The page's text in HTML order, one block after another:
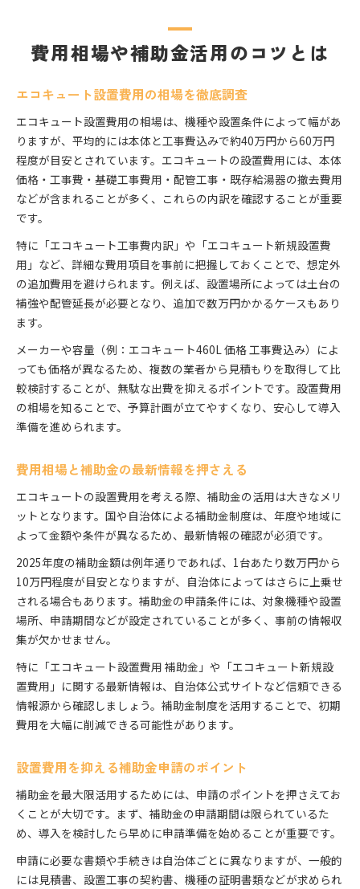
費用相場や補助金活用のコツとは
エコキュート設置費用の相場を徹底調査
エコキュート設置費用の相場は、機種や設置条件によって幅があ
りますが、平均的には本体と工事費込みで約40万円から60万円
程度が目安とされています。エコキュートの設置費用には、本体
価格・工事費・基礎工事費用・配管工事・既存給湯器の撤去費用
などが含まれることが多く、これらの内訳を確認することが重要
です。
特に「エコキュート工事費内訳」や「エコキュート新規設置費
用」など、詳細な費用項目を事前に把握しておくことで、想定外
の追加費用を避けられます。例えば、設置場所によっては土台の
補強や配管延長が必要となり、追加で数万円かかるケースもあり
ます。
メーカーや容量（例：エコキュート460L 価格 工事費込み）によ
っても価格が異なるため、複数の業者から見積もりを取得して比
較検討することが、無駄な出費を抑えるポイントです。設置費用
の相場を知ることで、予算計画が立てやすくなり、安心して導入
準備を進められます。
費用相場と補助金の最新情報を押さえる
エコキュートの設置費用を考える際、補助金の活用は大きなメリ
ットとなります。国や自治体による補助金制度は、年度や地域に
よって金額や条件が異なるため、最新情報の確認が必須です。
2025年度の補助金額は例年通りであれば、1台あたり数万円から
10万円程度が目安となりますが、自治体によってはさらに上乗せ
される場合もあります。補助金の申請条件には、対象機種や設置
場所、申請期間などが設定されていることが多く、事前の情報収
集が欠かせません。
特に「エコキュート設置費用 補助金」や「エコキュート新規設
置費用」に関する最新情報は、自治体公式サイトなど信頼できる
情報源から確認しましょう。補助金制度を活用することで、初期
費用を大幅に削減できる可能性があります。
設置費用を抑える補助金申請のポイント
補助金を最大限活用するためには、申請のポイントを押さえてお
くことが大切です。まず、補助金の申請期間は限られているた
め、導入を検討したら早めに申請準備を始めることが重要です。
申請に必要な書類や手続きは自治体ごとに異なりますが、一般的
には見積書、設置工事の契約書、機種の証明書類などが求められ